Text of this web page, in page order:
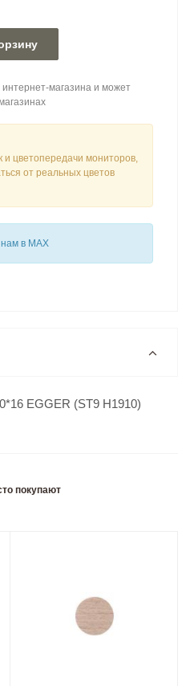
магазина и может
и цветопередачи мониторов,
от реальных цветов
в MAX
EGGER (ST9 Н1910)
покупают